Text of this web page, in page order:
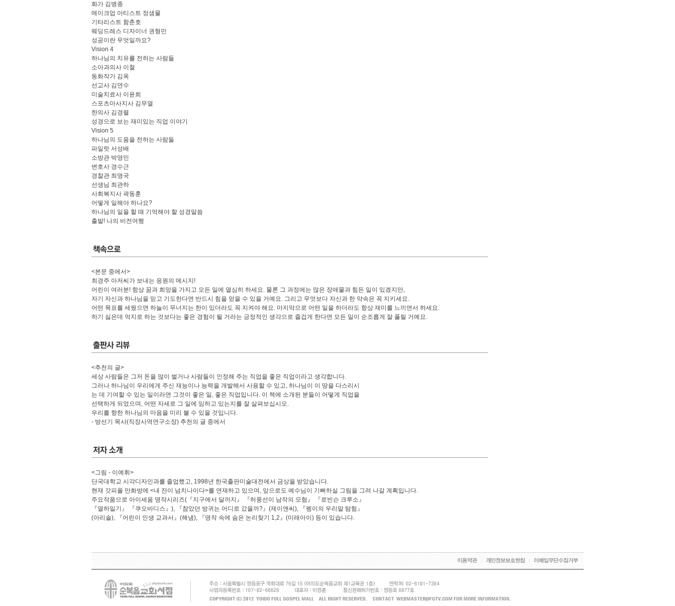
화가 김병종
메이크업 아티스트 정샘물
기타리스트 함춘호
웨딩드레스 디자이너 권형민
성공이란 무엇일까요?
Vision 4
하나님의 치유를 전하는 사람들
소아과의사 이철
동화작가 김옥
선교사 김연수
미술치료사 이윤희
스포츠마사지사 김무열
한의사 김경렬
성경으로 보는 재미있는 직업 이야기
Vision 5
하나님의 도움을 전하는 사람들
파일럿 서성배
소방관 박영민
변호사 경수근
경찰관 최명국
선생님 최관하
사회복지사 곽동훈
어떻게 일해야 하나요?
하나님의 일을 할 때 기억해야 할 성경말씀
출발! 나의 비전여행
<본문 중에서>
최경주 아저씨가 보내는 응원의 메시지!
어린이 여러분! 항상 꿈과 희망을 가지고 모든 일에 열심히 하세요. 물론 그 과정에는 많은 장애물과 힘든 일이 있겠지만,
자기 자신과 하나님을 믿고 기도한다면 반드시 힘을 얻을 수 있을 거예요. 그리고 무엇보다 자신과 한 약속은 꼭 지키세요.
어떤 목표를 세웠으면 하늘이 무너지는 한이 있더라도 꼭 지켜야 해요. 마지막으로 어떤 일을 하더라도 항상 재미를 느끼면서 하세요.
하기 싫은데 억지로 하는 것보다는 좋은 경험이 될 거라는 긍정적인 생각으로 즐겁게 한다면 모든 일이 순조롭게 잘 풀릴 거예요.
<추천의 글>
세상 사람들은 그저 돈을 많이 벌거나 사람들이 인정해 주는 직업을 좋은 직업이라고 생각합니다.
그러나 하나님이 우리에게 주신 재능이나 능력을 개발해서 사용할 수 있고, 하나님이 이 땅을 다스리시
는 데 기여할 수 있는 일이라면 그것이 좋은 일, 좋은 직업입니다. 이 책에 소개된 분들이 어떻게 직업을
선택하게 되었으며, 어떤 자세로 그 일에 임하고 있는지를 잘 살펴보십시오.
우리를 향한 하나님의 마음을 미리 볼 수 있을 것입니다.
- 방선기 목사(직장사역연구소장) 추천의 글 중에서
<그림 - 이예휘>
단국대학교 시각디자인과를 졸업했고, 1998년 한국출판미술대전에서 금상을 받았습니다.
현재 갓피플 만화방에 <내 잔이 넘치나이다>를 연재하고 있으며, 앞으로도 예수님이 기뻐하실 그림을 그려 나갈 계획입니다.
주요작품으로 아이세움 명작시리즈(『지구에서 달까지』 『허풍선이 남작의 모험』 『로빈슨 크루소』
『열하일기』 『쿠오바디스』), 『참았던 방귀는 어디로 갔을까?』(제이앤씨), 『펭이의 우리말 탐험』
(아리솔), 『어린이 인생 교과서』(해냄), 『명작 속에 숨은 논리찾기 1,2』(미래아이) 등이 있습니다.